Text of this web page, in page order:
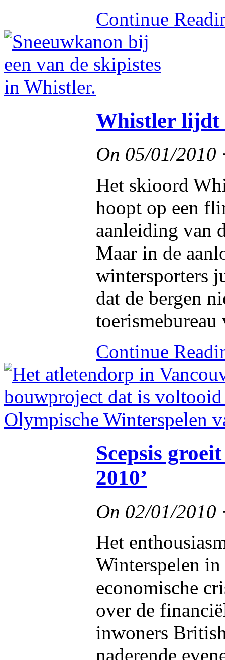
Continue
Whistler lijdt
On 05/01/2010
Het skioord
hoopt op een
aanleiding van
Maar in de
wintersporters
dat de bergen
toerismebureau
Continue
Scepsis
2010’
On 02/01/2010
Het
Winterspelen
economische
over de
inwoners
naderende